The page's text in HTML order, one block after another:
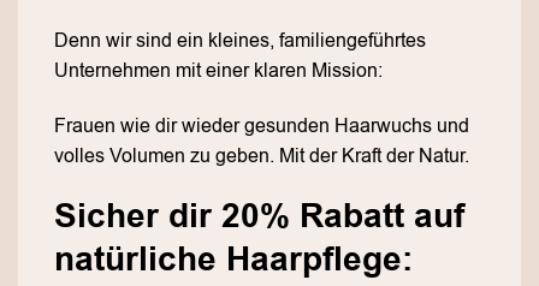
Denn wir sind ein kleines, familiengeführtes
Unternehmen mit einer klaren Mission:
Frauen wie dir wieder gesunden Haarwuchs und
volles Volumen zu geben. Mit der Kraft der Natur.
Sicher dir 20% Rabatt auf
natürliche Haarpflege: